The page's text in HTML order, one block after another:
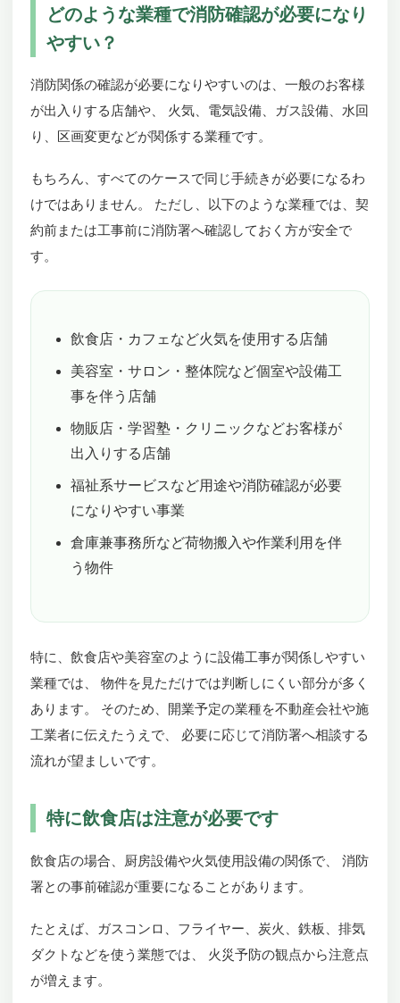
どのような業種で消防確認が必要になり
やすい？
消防関係の確認が必要になりやすいのは、一般のお客様
が出入りする店舗や、 火気、電気設備、ガス設備、水回
り、区画変更などが関係する業種です。
もちろん、すべてのケースで同じ手続きが必要になるわ
けではありません。 ただし、以下のような業種では、契
約前または工事前に消防署へ確認しておく方が安全で
す。
飲食店・カフェなど火気を使用する店舗
美容室・サロン・整体院など個室や設備工
事を伴う店舗
物販店・学習塾・クリニックなどお客様が
出入りする店舗
福祉系サービスなど用途や消防確認が必要
になりやすい事業
倉庫兼事務所など荷物搬入や作業利用を伴
う物件
特に、飲食店や美容室のように設備工事が関係しやすい
業種では、 物件を見ただけでは判断しにくい部分が多く
あります。 そのため、開業予定の業種を不動産会社や施
工業者に伝えたうえで、 必要に応じて消防署へ相談する
流れが望ましいです。
特に飲食店は注意が必要です
飲食店の場合、厨房設備や火気使用設備の関係で、 消防
署との事前確認が重要になることがあります。
たとえば、ガスコンロ、フライヤー、炭火、鉄板、排気
ダクトなどを使う業態では、 火災予防の観点から注意点
が増えます。